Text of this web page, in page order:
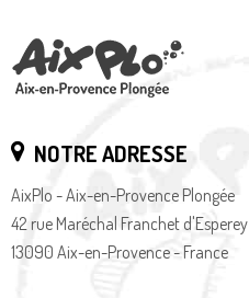
NOTRE ADRESSE
AixPlo - Aix-en-Provence Plongée
42 rue Maréchal Franchet d'Esperey
13090 Aix-en-Provence - France